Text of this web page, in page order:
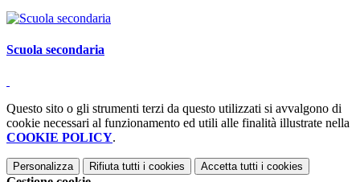
Scuola secondaria
Questo sito o gli strumenti terzi da questo utilizzati si avvalgono di
cookie necessari al funzionamento ed utili alle finalità illustrate nella
COOKIE POLICY.
Personalizza Rifiuta tutti i cookies Accetta tutti i cookies